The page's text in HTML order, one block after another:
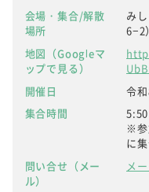
会場・集合/解散
場所
み
6−2）
地図（Googleマ
ップで見る）
開催日
令
集合時間
5:50
※参
に
問い合せ（メー
ル）
メ